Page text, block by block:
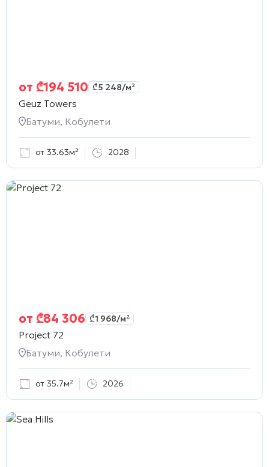
от ₾194 510 ₾5 248/м²
Geuz Towers
Батуми, Кобулети
от 33.63м² 2028
от ₾84 306 ₾1 968/м²
Project 72
Батуми, Кобулети
от 35.7м² 2026